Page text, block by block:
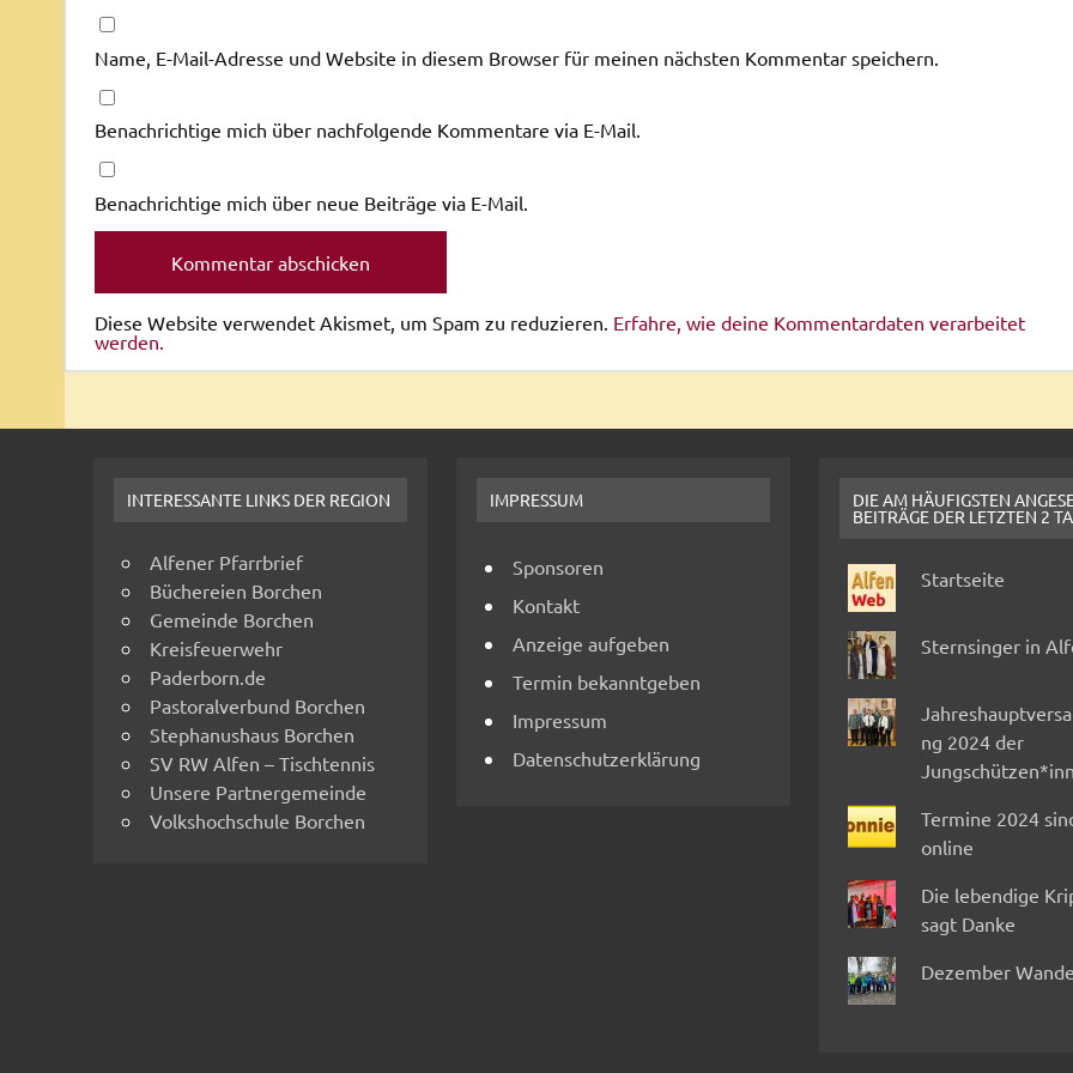
Name, E-Mail-Adresse und Website in diesem Browser für meinen nächsten Kommentar speichern.
Benachrichtige mich über nachfolgende Kommentare via E-Mail.
Benachrichtige mich über neue Beiträge via E-Mail.
Diese Website verwendet Akismet, um Spam zu reduzieren. Erfahre, wie deine Kommentardaten verarbeitet
werden.
INTERESSANTE LINKS DER REGION
Alfener Pfarrbrief
Büchereien Borchen
Gemeinde Borchen
Kreisfeuerwehr
Paderborn.de
Pastoralverbund Borchen
Stephanushaus Borchen
SV RW Alfen – Tischtennis
Unsere Partnergemeinde
Volkshochschule Borchen
IMPRESSUM
Sponsoren
Kontakt
Anzeige aufgeben
Termin bekanntgeben
Impressum
Datenschutzerklärung
DIE AM HÄUFIGSTEN
BEITRÄGE DER LETZTEN 2
Startseite
Sternsinger in
ng 2024 der
Termine 2024
online
Die lebendige
sagt Danke
Dezember